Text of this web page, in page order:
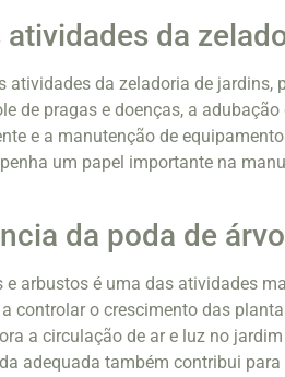
da
atividades da zeladoria de jardins,
de pragas e doenças, a
e a manutenção de
um papel importante na
da poda de
e arbustos é uma das atividades
controlar o crescimento das
a circulação de ar e luz no
adequada também contribui